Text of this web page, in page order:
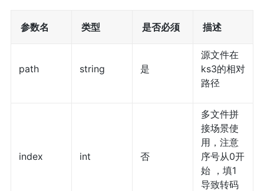
参数名 类型 是否必须 描述
path string 是
源文件在
ks3的相对
路径
index int 否
多文件拼
接场景使
用，注意
序号从0开
始 ，填1
导致转码